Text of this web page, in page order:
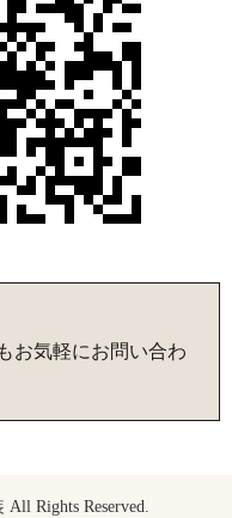
お気軽にお問い合わ
Rights Reserved.